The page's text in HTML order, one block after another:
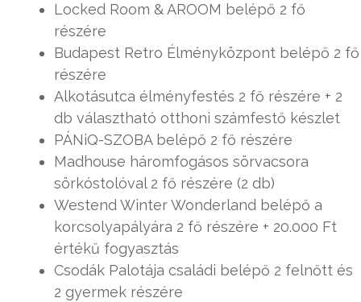
Locked Room & AROOM belépő 2 fő
részére
Budapest Retro Élményközpont belépő 2 fő
részére
Alkotásutca élményfestés 2 fő részére + 2
db választható otthoni számfestő készlet
PÁNiQ-SZOBA belépő 2 fő részére
Madhouse háromfogásos sörvacsora
sörkóstolóval 2 fő részére (2 db)
Westend Winter Wonderland belépő a
korcsolyapályára 2 fő részére + 20.000 Ft
értékű fogyasztás
Csodák Palotája családi belépő 2 felnőtt és
2 gyermek részére